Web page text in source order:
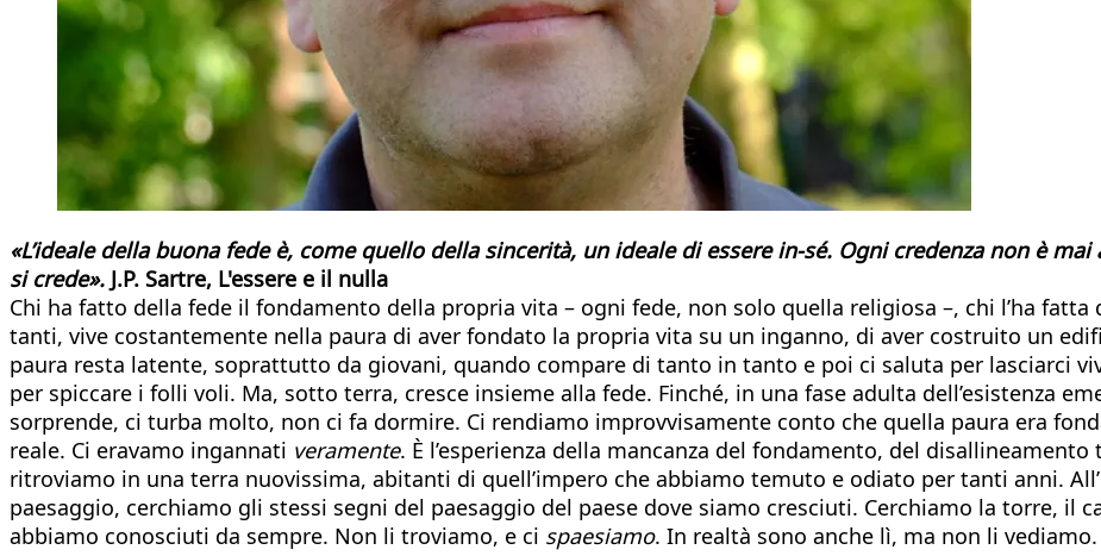
«L’ideale della buona fede è, come quello della sincerità, un ideale di essere in-sé. Ogni credenza non è
si crede». J.P. Sartre, L'essere e il nulla
Chi ha fatto della fede il fondamento della propria vita – ogni fede, non solo quella religiosa –, chi l’ha fatta
tanti, vive costantemente nella paura di aver fondato la propria vita su un inganno, di aver costruito un
paura resta latente, soprattutto da giovani, quando compare di tanto in tanto e poi ci saluta per lasciarci
per spiccare i folli voli. Ma, sotto terra, cresce insieme alla fede. Finché, in una fase adulta dell’esistenza
sorprende, ci turba molto, non ci fa dormire. Ci rendiamo improvvisamente conto che quella paura era
reale. Ci eravamo ingannati veramente. È l’esperienza della mancanza del fondamento, del
ritroviamo in una terra nuovissima, abitanti di quell’impero che abbiamo temuto e odiato per tanti anni.
paesaggio, cerchiamo gli stessi segni del paesaggio del paese dove siamo cresciuti. Cerchiamo la torre, il
abbiamo conosciuti da sempre. Non li troviamo, e ci spaesiamo. In realtà sono anche lì, ma non li vediamo.